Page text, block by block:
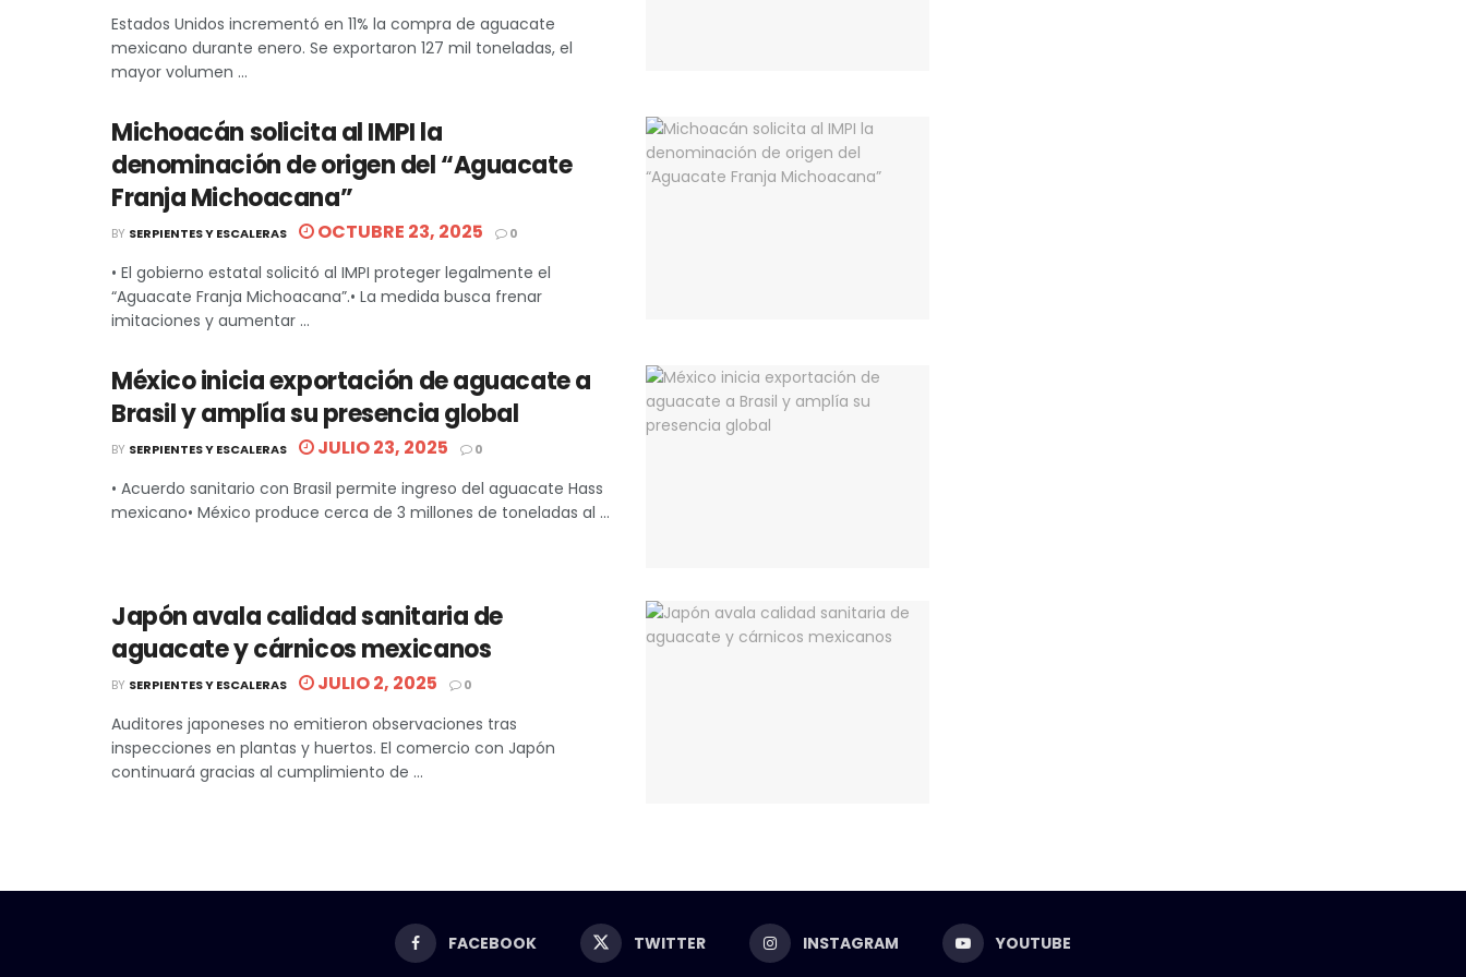
Estados Unidos incrementó en 11% la compra de aguacate
mexicano durante enero. Se exportaron 127 mil toneladas, el
mayor volumen ...
Michoacán solicita al IMPI la
denominación de origen del “Aguacate
Franja Michoacana”
BY SERPIENTES Y ESCALERAS OCTUBRE 23, 2025 0
• El gobierno estatal solicitó al IMPI proteger legalmente el
“Aguacate Franja Michoacana”.• La medida busca frenar
imitaciones y aumentar ...
México inicia exportación de aguacate a
Brasil y amplía su presencia global
BY SERPIENTES Y ESCALERAS JULIO 23, 2025 0
• Acuerdo sanitario con Brasil permite ingreso del aguacate Hass
mexicano• México produce cerca de 3 millones de toneladas al ...
Japón avala calidad sanitaria de
aguacate y cárnicos mexicanos
BY SERPIENTES Y ESCALERAS JULIO 2, 2025 0
Auditores japoneses no emitieron observaciones tras
inspecciones en plantas y huertos. El comercio con Japón
continuará gracias al cumplimiento de ...
FACEBOOK TWITTER INSTAGRAM YOUTUBE